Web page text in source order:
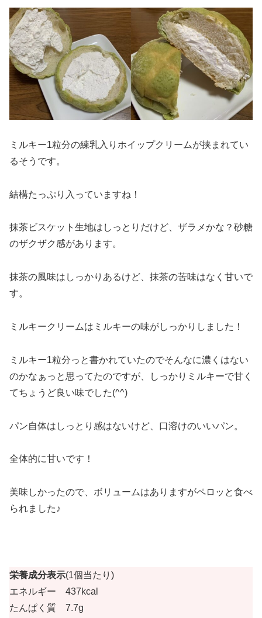
ミルキー1粒分の練乳入りホイップクリームが挟まれてい
るそうです。
結構たっぷり入っていますね！
抹茶ビスケット生地はしっとりだけど、ザラメかな？砂糖
のザクザク感があります。
抹茶の風味はしっかりあるけど、抹茶の苦味はなく甘いで
す。
ミルキークリームはミルキーの味がしっかりしました！
ミルキー1粒分っと書かれていたのでそんなに濃くはない
のかなぁっと思ってたのですが、しっかりミルキーで甘く
てちょうど良い味でした(^^)
パン自体はしっとり感はないけど、口溶けのいいパン。
全体的に甘いです！
美味しかったので、ボリュームはありますがペロッと食べ
られました♪
栄養成分表示(1個当たり)
エネルギー 437kcal
たんぱく質 7.7g